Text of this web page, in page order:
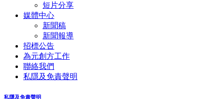
短片分享
媒體中心
新聞稿
新聞報導
招標公告
為元創方工作
聯絡我們
私隱及免責聲明
私隱及免責聲明